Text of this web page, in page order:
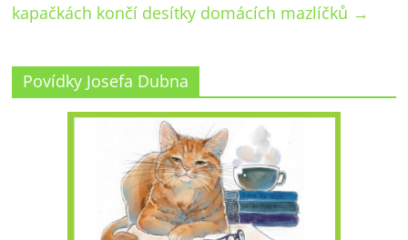
kapačkách končí desítky domácích mazlíčků →
Povídky Josefa Dubna